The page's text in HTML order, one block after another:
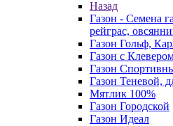
Назад
Газон - Семена
рейграс,
Газон Гольф,
Газон с
Газон
Газон Теневой,
Мятлик 100%
Газон Городской
Газон Идеал